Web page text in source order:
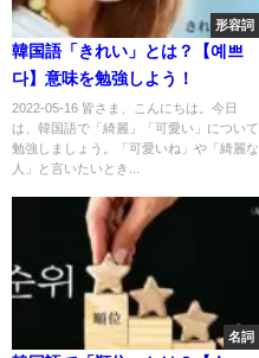
形容詞
韓国語「きれい」とは？【예쁘
다】意味を勉強しよう！
2022-05-16 皆さま、こんにちは。今日
は、韓国語で「綺麗」「可愛い」について
勉強しましょう。「可愛いね」や「綺麗な
人」と言いたいとき...
名詞